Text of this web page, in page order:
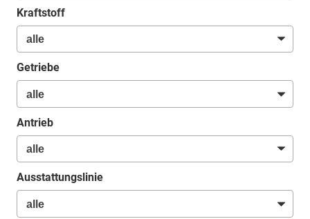
Kraftstoff
Getriebe
Antrieb
Ausstattungslinie